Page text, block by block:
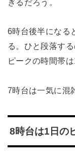
ぎるだろう。
6時台後半になる
る。ひと段落す
ピークの時間帯
7時台は一気に混
8時台は1日の